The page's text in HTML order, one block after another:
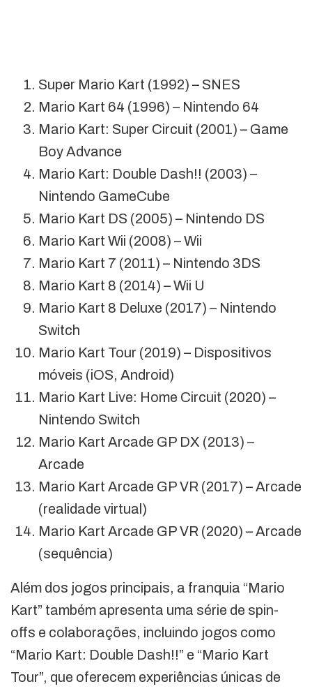
Super Mario Kart (1992) – SNES
Mario Kart 64 (1996) – Nintendo 64
Mario Kart: Super Circuit (2001) – Game
Boy Advance
Mario Kart: Double Dash!! (2003) –
Nintendo GameCube
Mario Kart DS (2005) – Nintendo DS
Mario Kart Wii (2008) – Wii
Mario Kart 7 (2011) – Nintendo 3DS
Mario Kart 8 (2014) – Wii U
Mario Kart 8 Deluxe (2017) – Nintendo
Switch
Mario Kart Tour (2019) – Dispositivos
móveis (iOS, Android)
Mario Kart Live: Home Circuit (2020) –
Nintendo Switch
Mario Kart Arcade GP DX (2013) –
Arcade
Mario Kart Arcade GP VR (2017) – Arcade
(realidade virtual)
Mario Kart Arcade GP VR (2020) – Arcade
(sequência)
Além dos jogos principais, a franquia “Mario
Kart” também apresenta uma série de spin-
offs e colaborações, incluindo jogos como
“Mario Kart: Double Dash!!” e “Mario Kart
Tour”, que oferecem experiências únicas de